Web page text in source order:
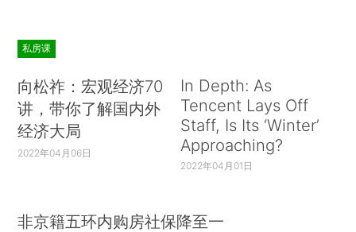
私房课
向松祚：宏观经济70
讲，带你了解国内外
经济大局
2022年04月06日
In Depth: As
Tencent Lays Off
Staff, Is Its ‘Winter’
Approaching?
2022年04月01日
非京籍五环内购房社保降至一